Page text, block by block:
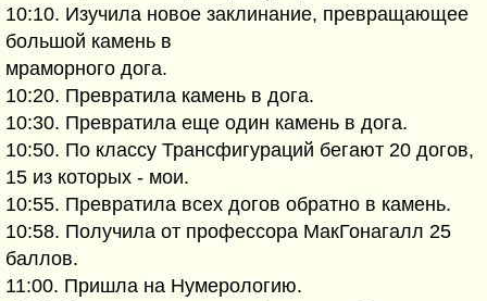
10:10. Изучила новое заклинание, превращающее
большой камень в
мраморного дога.
10:20. Превратила камень в дога.
10:30. Превратила еще один камень в дога.
10:50. По классу Трансфигураций бегают 20 догов,
15 из которых - мои.
10:55. Превратила всех догов обратно в камень.
10:58. Получила от профессора МакГонагалл 25
баллов.
11:00. Пришла на Нумерологию.